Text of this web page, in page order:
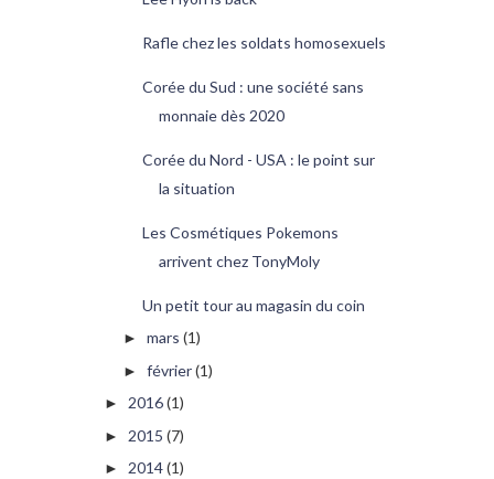
Rafle chez les soldats homosexuels
Corée du Sud : une société sans
monnaie dès 2020
Corée du Nord - USA : le point sur
la situation
Les Cosmétiques Pokemons
arrivent chez TonyMoly
Un petit tour au magasin du coin
► mars (1)
► février(1)
► 2016(1)
► 2015 (7)
► 2014(1)